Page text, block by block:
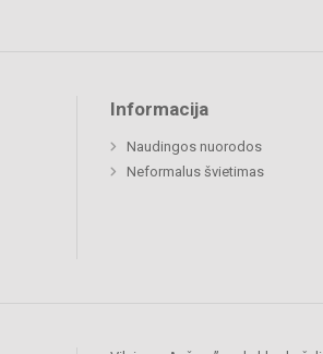
Informacija
Naudingos nuorodos
Neformalus švietimas